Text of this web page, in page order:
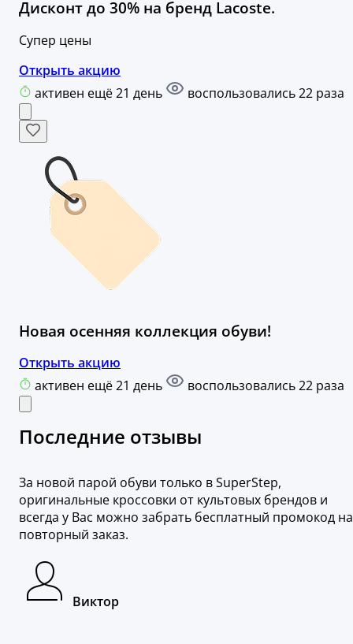
Дисконт до 30% на бренд Lacoste.
Супер цены
Открыть акцию
активен ещё 21 день
воспользовались 22 раза
Новая осенняя коллекция обуви!
Открыть акцию
активен ещё 21 день
воспользовались 22 раза
Последние отзывы
За новой парой обуви только в SuperStep,
оригинальные кроссовки от культовых брендов и
всегда у Вас можно забрать бесплатный промокод на
повторный заказ.
Виктор